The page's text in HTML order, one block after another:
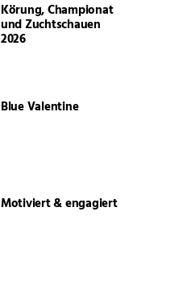
Körung, Championat
und Zuchtschauen
2026
Blue Valentine
Motiviert & engagiert